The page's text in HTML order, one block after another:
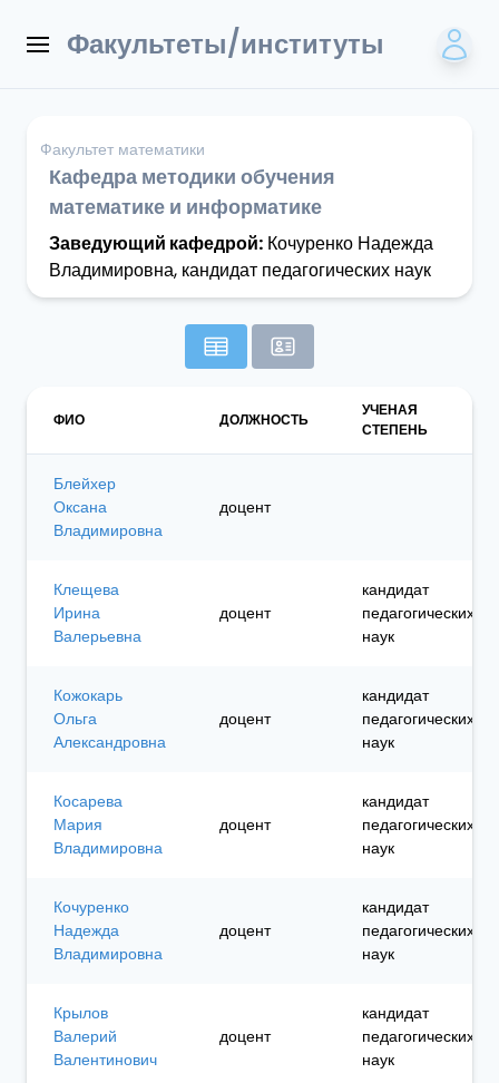
Факультеты/институты
Факультет математики
Кафедра методики обучения
математике и информатике
Заведующий кафедрой: Кочуренко Надежда
Владимировна, кандидат педагогических наук
ФИО ДОЛЖНОСТЬ
УЧЕНАЯ
СТЕПЕНЬ
Блейхер
Оксана
Владимировна
доцент
Клещева
Ирина
Валерьевна
доцент
кандидат
педагогических
наук
Кожокарь
Ольга
Александровна
доцент
кандидат
педагогических
наук
Косарева
Мария
Владимировна
доцент
кандидат
педагогических
наук
Кочуренко
Надежда
Владимировна
доцент
кандидат
педагогических
наук
Крылов
Валерий
Валентинович
доцент
кандидат
педагогических
наук